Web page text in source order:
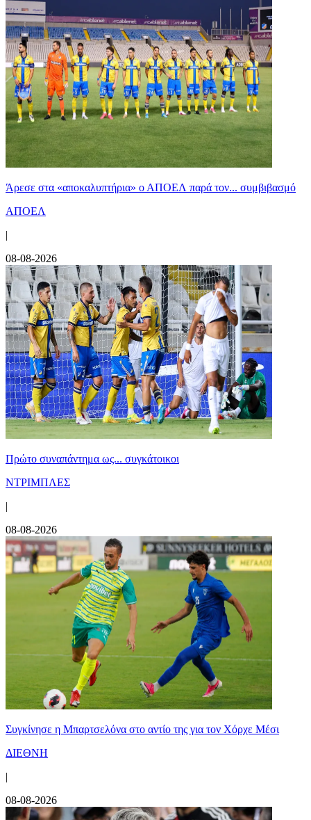
Άρεσε στα «αποκαλυπτήρια» ο ΑΠΟΕΛ παρά τον... συμβιβασμό
ΑΠΟΕΛ
|
08-08-2026
Πρώτο συναπάντημα ως... συγκάτοικοι
ΝΤΡΙΜΠΛΕΣ
|
08-08-2026
Συγκίνησε η Μπαρτσελόνα στο αντίο της για τον Χόρχε Μέσι
ΔΙΕΘΝΗ
|
08-08-2026